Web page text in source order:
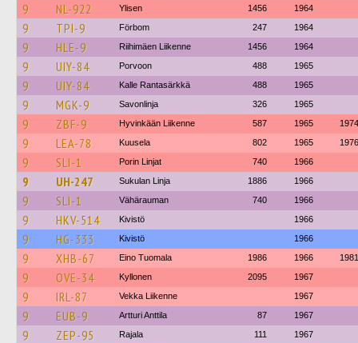
9 NL-922 Ylisen 1456 1964
9 TPI-9 Förbom 247 1964
9 HLE-9 Riihimäen Liikenne 1456 1964
9 UIY-84 Porvoon 488 1965
9 UIY-84 Kalle Rantasärkkä 488 1965
9 MGK-9 Savonlinja 326 1965
9 ZBF-9 Hyvinkään Liikenne 587 1965 1974
9 LEA-78 Kuusela 802 1965 1976
9 SLI-1 Porin Linjat 740 1966
9 UH-247 Sukulan Linja 1886 1966
9 SLI-1 Vähärauman 740 1966
9 HKV-514 Kivistö 1966
9 HG-333 Kivistö 1966
9 XHB-67 Eino Tuomala 1986 1966 1981
9 OVE-34 Kyllonen 2095 1967
9 IRL-87 Vekka Liikenne 1967
9 EUB-9 Artturi Anttila 87 1967
9 ZEP-95 Rajala 111 1967